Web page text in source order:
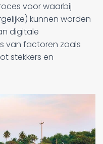
voor waarbij
kunnen worden
digitale
van factoren zoals
stekkers en